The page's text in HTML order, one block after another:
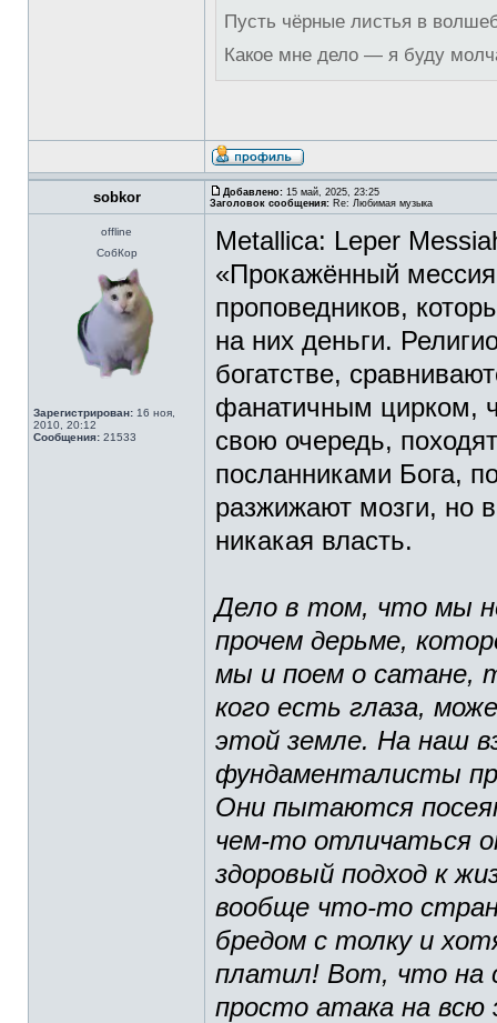
Пусть чёрные листья в
Какое мне дело — я буду
sobkor Добавлено: 15 май, 2025, 23:25
Заголовок сообщения: Re: Любимая музыка
offline
СобКор
Зарегистрирован: 16 ноя,
2010, 20:12
Сообщения: 21533
Metallica: Leper
«Прокажённый
проповедников,
на них деньги.
богатстве,
фанатичным цирком,
свою очередь,
посланниками Бога,
разжижают мозги, но
никакая власть.
Дело в том, что мы
прочем дерьме,
мы и поем о сатане,
кого есть глаза,
этой земле. На наш
фундаменталисты
Они пытаются
чем-то отличаться
здоровый подход к
вообще что-то
бредом с толку и
платил! Вот, что на
просто атака на